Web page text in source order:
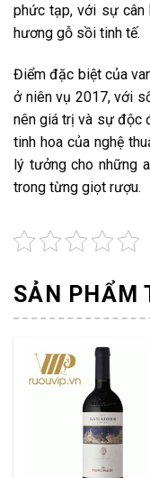
phức tạp, với sự cân
hương gỗ sồi tinh tế.
Điểm đặc biệt của
ở niên vụ 2017, với
nên giá trị và sự độc
tinh hoa của nghệ
lý tưởng cho những
trong từng giọt rượu.
SẢN PHẨM